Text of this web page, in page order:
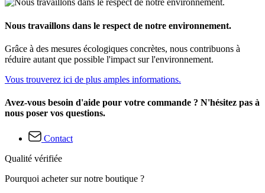
Nous travaillons dans le respect de notre environnement.
Grâce à des mesures écologiques concrètes, nous contribuons à
réduire autant que possible l'impact sur l'environnement.
Vous trouverez ici de plus amples informations.
Avez-vous besoin d'aide pour votre commande ? N'hésitez pas à
nous poser vos questions.
Contact
Qualité vérifiée
Pourquoi acheter sur notre boutique ?